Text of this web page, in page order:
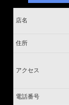
店名
住所
アクセス
電話番号